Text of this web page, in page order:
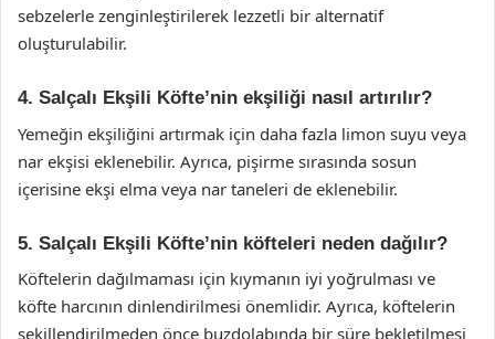
sebzelerle zenginleştirilerek lezzetli bir alternatif
oluşturulabilir.
4. Salçalı Ekşili Köfte’nin ekşiliği nasıl artırılır?
Yemeğin ekşiliğini artırmak için daha fazla limon suyu veya
nar ekşisi eklenebilir. Ayrıca, pişirme sırasında sosun
içerisine ekşi elma veya nar taneleri de eklenebilir.
5. Salçalı Ekşili Köfte’nin köfteleri neden dağılır?
Köftelerin dağılmaması için kıymanın iyi yoğrulması ve
köfte harcının dinlendirilmesi önemlidir. Ayrıca, köftelerin
şekillendirilmeden önce buzdolabında bir süre bekletilmesi